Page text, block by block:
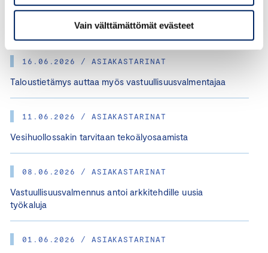
Vain välttämättömät evästeet
03.07.2026 / ASIAKASTARINAT
Ihmistaidot ratkaisevat johtajan menestyksen
16.06.2026 / ASIAKASTARINAT
Taloustietämys auttaa myös vastuullisuusvalmentajaa
11.06.2026 / ASIAKASTARINAT
Vesihuollossakin tarvitaan tekoälyosaamista
08.06.2026 / ASIAKASTARINAT
Vastuullisuusvalmennus antoi arkkitehdille uusia
työkaluja
01.06.2026 / ASIAKASTARINAT